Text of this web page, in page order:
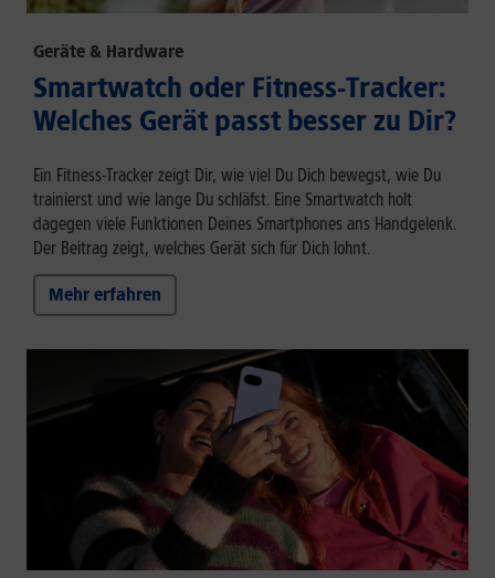
Geräte & Hardware
Smartwatch oder Fitness-Tracker:
Welches Gerät passt besser zu Dir?
Ein Fitness-Tracker zeigt Dir, wie viel Du Dich bewegst, wie Du
trainierst und wie lange Du schläfst. Eine Smartwatch holt
dagegen viele Funktionen Deines Smartphones ans Handgelenk.
Der Beitrag zeigt, welches Gerät sich für Dich lohnt.
Mehr erfahren